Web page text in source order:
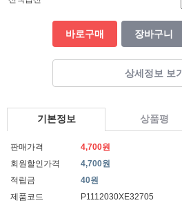
바로구매 장바구니
상세정보 보기
기본정보 상품평
판매가격
4,700원
회원할인가격
4,700원
적립금
40원
제품코드
P1112030XE32705